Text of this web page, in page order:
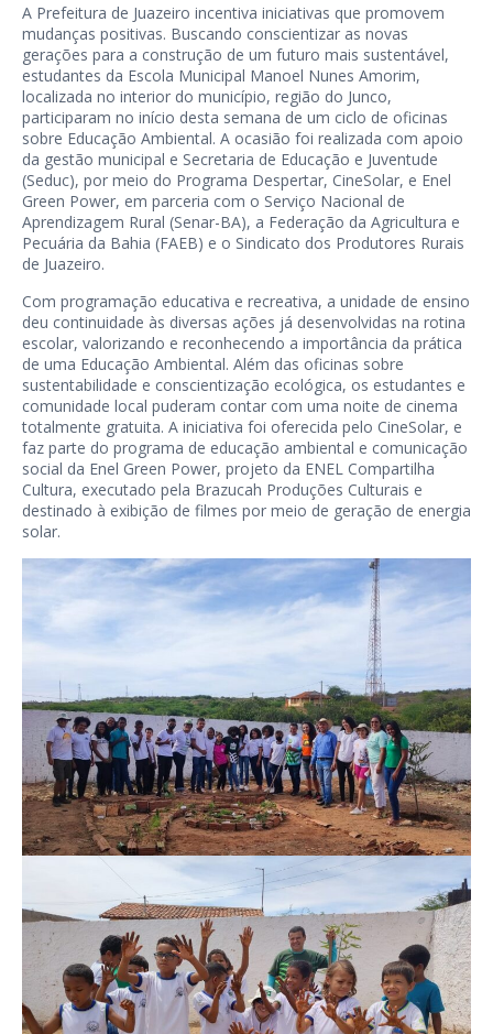
A Prefeitura de Juazeiro incentiva iniciativas que promovem
mudanças positivas. Buscando conscientizar as novas
gerações para a construção de um futuro mais sustentável,
estudantes da Escola Municipal Manoel Nunes Amorim,
localizada no interior do município, região do Junco,
participaram no início desta semana de um ciclo de oficinas
sobre Educação Ambiental. A ocasião foi realizada com apoio
da gestão municipal e Secretaria de Educação e Juventude
(Seduc), por meio do Programa Despertar, CineSolar, e Enel
Green Power, em parceria com o Serviço Nacional de
Aprendizagem Rural (Senar-BA), a Federação da Agricultura e
Pecuária da Bahia (FAEB) e o Sindicato dos Produtores Rurais
de Juazeiro.
Com programação educativa e recreativa, a unidade de ensino
deu continuidade às diversas ações já desenvolvidas na rotina
escolar, valorizando e reconhecendo a importância da prática
de uma Educação Ambiental. Além das oficinas sobre
sustentabilidade e conscientização ecológica, os estudantes e
comunidade local puderam contar com uma noite de cinema
totalmente gratuita. A iniciativa foi oferecida pelo CineSolar, e
faz parte do programa de educação ambiental e comunicação
social da Enel Green Power, projeto da ENEL Compartilha
Cultura, executado pela Brazucah Produções Culturais e
destinado à exibição de filmes por meio de geração de energia
solar.